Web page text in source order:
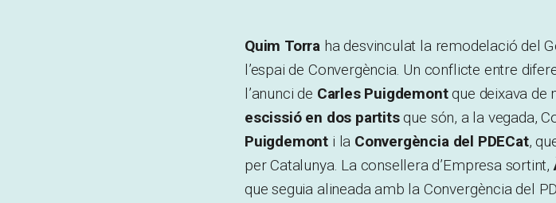
Quim Torra ha desvinculat la remodelació del
l’espai de Convergència. Un conflicte entre
l’anunci de Carles Puigdemontque deixava de
escissió en dos partitsque són, a la vegada,
Puigdemont i la Convergència del PDECat,
per Catalunya. La consellera d’Empresa sortint,
que seguia alineada amb la Convergència del